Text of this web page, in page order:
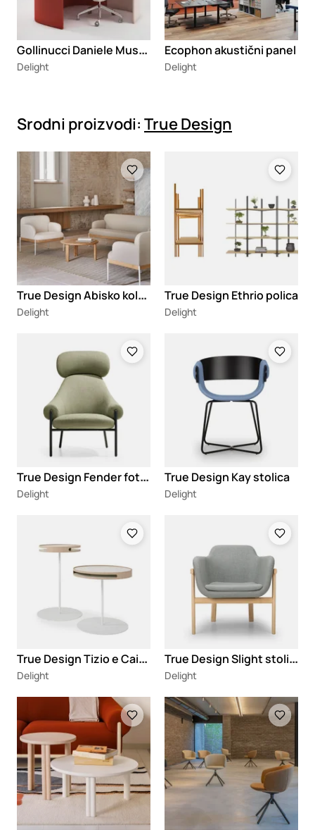
G
ollinucci Daniele Musa akustična ograda
Delight
Ecophon akustični panel
Delight
Srodni proizvodi: True Design
T
rue Design Abisko kolekcija
Delight
True Design Ethrio polica
Delight
T
rue Design Fender fotelja
Delight
True Design Kay stolica
Delight
T
rue Design Tizio e Caio stočić
Delight
T
rue Design Slight stolica
Delight
Loading